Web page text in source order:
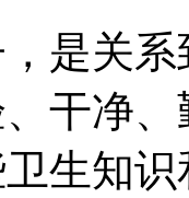
是关
干净
生知